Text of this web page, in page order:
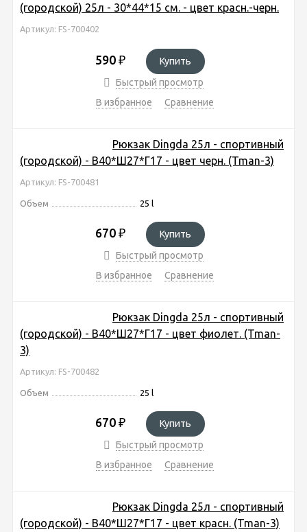
(городской) 25л - 30*44*15 см. - цвет красн.-черн.
Артикул: FS-700402
590 ₽
Купить
Быстрый просмотр
В избранное
Сравнение
Рюкзак Dingda 25л - спортивный
(городской) - В40*Ш27*Г17 - цвет черн. (Tman-3)
Артикул: FS-700481
Объем 25 l
670 ₽
Купить
Быстрый просмотр
В избранное
Сравнение
Рюкзак Dingda 25л - спортивный
(городской) - В40*Ш27*Г17 - цвет фиолет. (Tman-
3)
Артикул: FS-700482
Объем 25 l
670 ₽
Купить
Быстрый просмотр
В избранное
Сравнение
Рюкзак Dingda 25л - спортивный
(городской) - В40*Ш27*Г17 - цвет красн. (Tman-3)